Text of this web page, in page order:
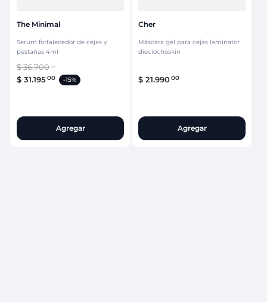
The Minimal
Serum fortalecedor de cejas y
pestañas 4ml
$36.700 00
$ 31.19500 -15%
Agregar
Cher
Máscara gel para cejas laminator
dieciochoskin
$ 21.99000
Agregar